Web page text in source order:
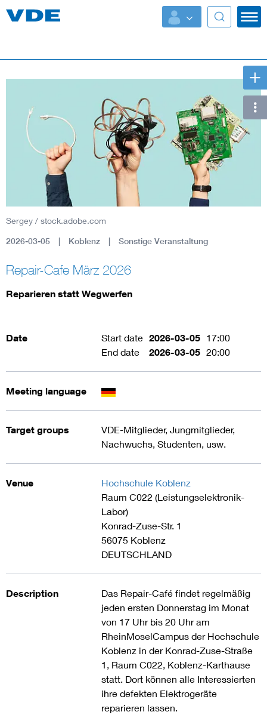
Key Topics
Key Topics
Standardization
AI & Digital Trust
Health
Digital Security
Sergey / stock.adobe.com
2026-03-05 Koblenz Sonstige Veranstaltung
Repair-Cafe März 2026
Reparieren statt Wegwerfen
Date Start date 2026-03-05 17:00
End date
2026-03-05 20:00
Meeting language
Target groups
VDE-Mitglieder, Jungmitglieder,
Nachwuchs, Studenten, usw.
Venue
Hochschule Koblenz
Raum C022 (Leistungselektronik-
Labor)
Konrad-Zuse-Str. 1
56075 Koblenz
DEUTSCHLAND
Description
Das Repair-Café findet regelmäßig
jeden ersten Donnerstag im Monat
von 17 Uhr bis 20 Uhr am
RheinMoselCampus der Hochschule
Koblenz in der Konrad-Zuse-Straße
1, Raum C022, Koblenz-Karthause
statt. Dort können alle Interessierten
ihre defekten Elektrogeräte
reparieren lassen.